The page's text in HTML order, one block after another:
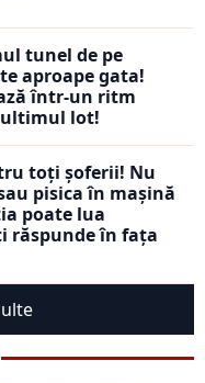
tunel de pe
aproape gata!
într-un ritm
lot!
toți șoferii! Nu
pisica în mașină
poate lua
răspunde în fața